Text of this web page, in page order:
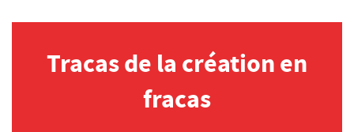
Archives
TOUTE L’ANNÉE
Programmation/calendrier
Tracas de la création en
fracas